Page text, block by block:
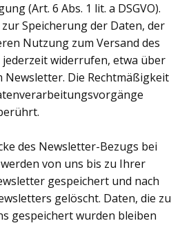
(Art. 6 Abs. 1 lit. a DSGVO).
Speicherung der Daten, der
Nutzung zum Versand des
widerrufen, etwa über
Die Rechtmäßigkeit
des Newsletter-Bezugs bei
von uns bis zu Ihrer
gespeichert und nach
gelöscht. Daten, die zu
gespeichert wurden bleiben